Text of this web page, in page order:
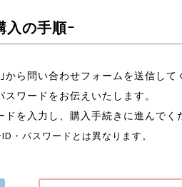
入の手順ｰ
ら問い合わせフォームを送信して
ワードをお伝えいたします。
を入力し、購入手続きに進んでく
・パスワードとは異なります。